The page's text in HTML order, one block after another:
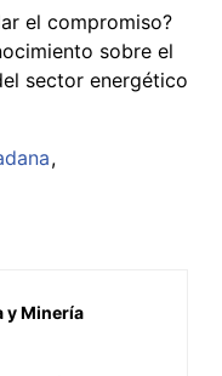
el compromiso?
sobre el
sector energético
y Minería